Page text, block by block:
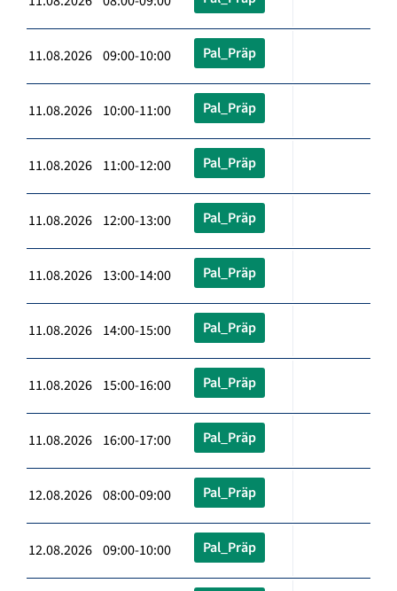
11.08.2026 09:00-10:00 Pal_Präp
11.08.2026 10:00-11:00 Pal_Präp
11.08.2026 11:00-12:00 Pal_Präp
11.08.2026 12:00-13:00 Pal_Präp
11.08.2026 13:00-14:00 Pal_Präp
11.08.2026 14:00-15:00 Pal_Präp
11.08.2026 15:00-16:00 Pal_Präp
11.08.2026 16:00-17:00 Pal_Präp
12.08.2026 08:00-09:00 Pal_Präp
12.08.2026 09:00-10:00 Pal_Präp